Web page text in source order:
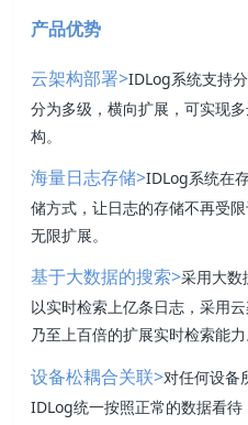
产品优势
云架构部署>IDLog系统支持
分为多级，横向扩展，可实现
构。
海量日志存储>IDLog系统在
储方式，让日志的存储不再受
无限扩展。
基于大数据的搜索>采用大数
以实时检索上亿条日志，采用
乃至上百倍的扩展实时检索能力
设备松耦合关联>对任何设备
IDLog统一按照正常的数据看